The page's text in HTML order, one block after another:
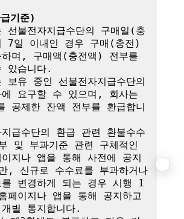
기준)
불전자지급수단의 구매일(충
7일 이내인 경우 구매(충전)
하며, 구매액(충전액) 전부를
있습니다.
유 중인 선불전자지급수단의
에 요구할 수 있으며, 회사는
공제한 잔액 전부를 환급합니
급수단의 환급 관련 환불수수
및 부과기준 관련 구체적인
이지나 앱을 통해 사전에 공지
, 신규로 수수료를 부과하거나
를 변경하게 되는 경우 시행 1
페이지나 앱을 통해 공지하고
별 통지합니다.